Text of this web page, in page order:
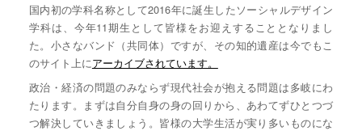
国内初の学科名称として2016年に誕生したソーシャルデザイン
学科は、今年11期生として皆様をお迎えすることとなりまし
た。小さなバンド（共同体）ですが、その知的遺産は今でもこ
のサイト上にアーカイブされています。
政治・経済の問題のみならず現代社会が抱える問題は多岐にわ
たります。まずは自分自身の身の回りから、あわてずひとつづ
つ解決していきましょう。皆様の大学生活が実り多いものにな